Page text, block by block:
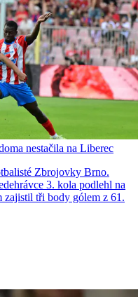
nestačila na Liberec
Zbrojovky Brno.
3. kola podlehl na
zajistil tři body gólem z 61.